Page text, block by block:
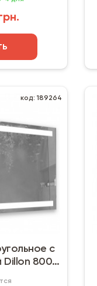
код: 189264
с
Dillon 800 х